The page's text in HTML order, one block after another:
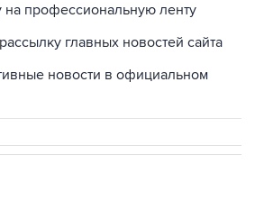
на профессиональную ленту
главных новостей сайта
новости в официальном